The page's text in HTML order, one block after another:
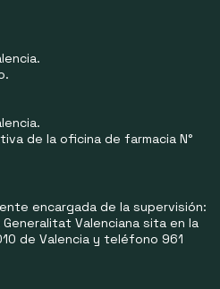
de la oficina de farmacia N°
encargada de la supervisión:
Valenciana sita en la
de Valencia y teléfono 961